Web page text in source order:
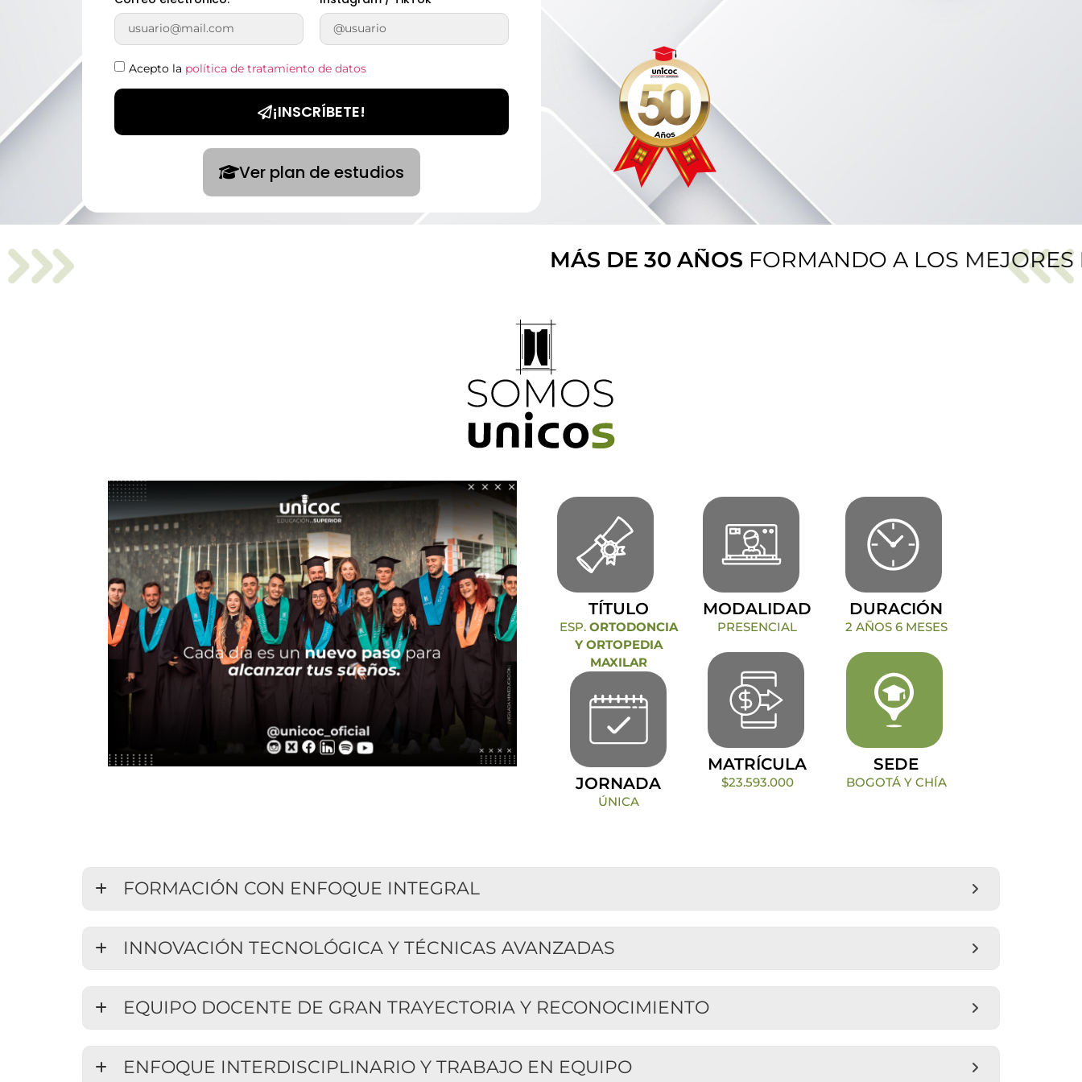
Acepto la política de tratamiento de datos
¡INSCRÍBETE!
Ver plan de estudios
MÁS DE 30 AÑOSFORMANDO A LOS MEJORES
TÍTULO
ESP. ORTODONCIA
Y ORTOPEDIA
MAXILAR
JORNADA
ÚNICA
MODALIDAD
PRESENCIAL
MATRÍCULA
$23.593.000
DURACIÓN
2 AÑOS 6 MESES
SEDE
BOGOTÁ Y CHÍA
FORMACIÓN CON ENFOQUE INTEGRAL
INNOVACIÓN TECNOLÓGICA Y TÉCNICAS AVANZADAS
EQUIPO DOCENTE DE GRAN TRAYECTORIA Y RECONOCIMIENTO
ENFOQUE INTERDISCIPLINARIO Y TRABAJO EN EQUIPO